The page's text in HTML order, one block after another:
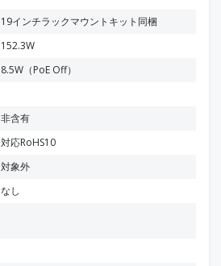
19インチラックマウントキット同梱
152.3W
8.5W（PoE Off）
非含有
対応RoHS10
対象外
なし